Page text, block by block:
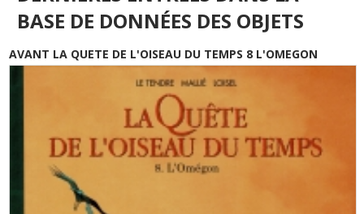
BASE DE DONNÉES DES OBJETS
AVANT LA QUETE DE L'OISEAU DU TEMPS 8 L'OMEGON